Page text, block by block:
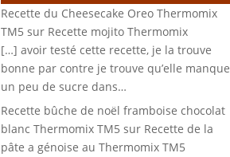
Recette du Cheesecake Oreo Thermomix
TM5 sur Recette mojito Thermomix
[…] avoir testé cette recette, je la trouve
bonne par contre je trouve qu’elle manque
un peu de sucre dans…
Recette bûche de noël framboise chocolat
blanc Thermomix TM5 sur Recette de la
pâte a génoise au Thermomix TM5